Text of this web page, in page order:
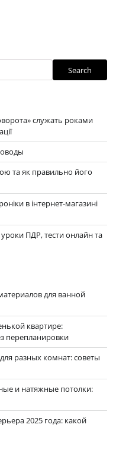
Search
служать роками
та як правильно його
в інтернет-магазині
ПДР, тести онлайн та
для ванной
квартире:
перепланировки
разных комнат: советы
и натяжные потолки:
2025 года: какой